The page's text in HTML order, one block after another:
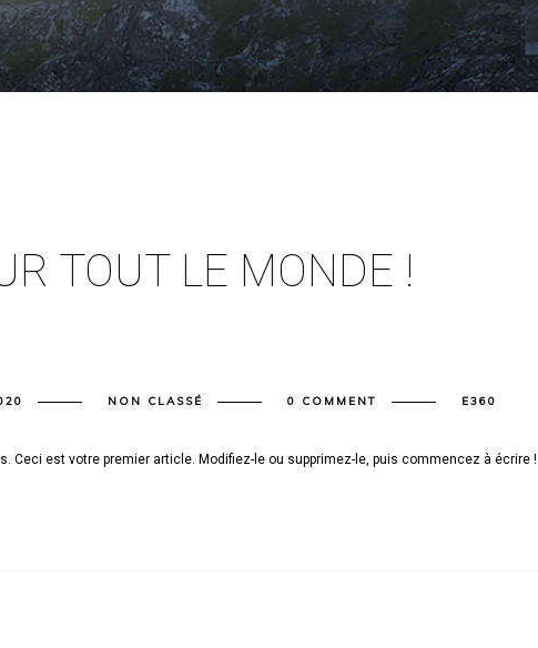
TOUT LE MONDE !
NON CLASSÉ 0 COMMENT E360
Ceci est votre premier article. Modifiez-le ou supprimez-le, puis commencez à écrire !